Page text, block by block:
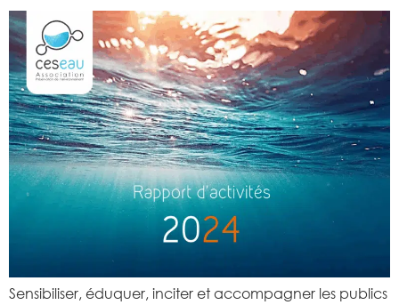
Sensibiliser, éduquer, inciter et accompagner les publics